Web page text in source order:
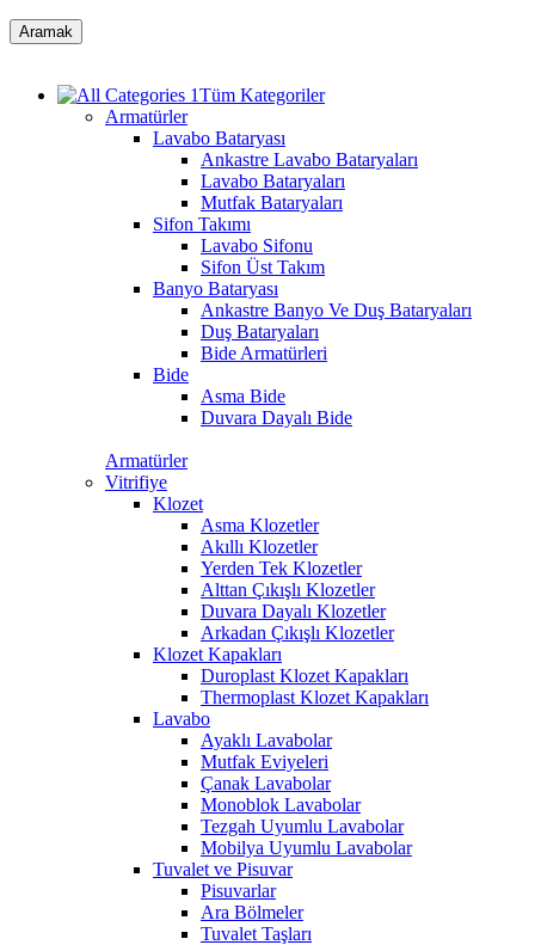
Aramak
Tüm Kategoriler
Armatürler
Lavabo Bataryası
Ankastre Lavabo Bataryaları
Lavabo Bataryaları
Mutfak Bataryaları
Sifon Takımı
Lavabo Sifonu
Sifon Üst Takım
Banyo Bataryası
Ankastre Banyo Ve Duş Bataryaları
Duş Bataryaları
Bide Armatürleri
Bide
Asma Bide
Duvara Dayalı Bide
Armatürler
Vitrifiye
Klozet
Asma Klozetler
Akıllı Klozetler
Yerden Tek Klozetler
Alttan Çıkışlı Klozetler
Duvara Dayalı Klozetler
Arkadan Çıkışlı Klozetler
Klozet Kapakları
Duroplast Klozet Kapakları
Thermoplast Klozet Kapakları
Lavabo
Ayaklı Lavabolar
Mutfak Eviyeleri
Çanak Lavabolar
Monoblok Lavabolar
Tezgah Uyumlu Lavabolar
Mobilya Uyumlu Lavabolar
Tuvalet ve Pisuvar
Pisuvarlar
Ara Bölmeler
Tuvalet Taşları